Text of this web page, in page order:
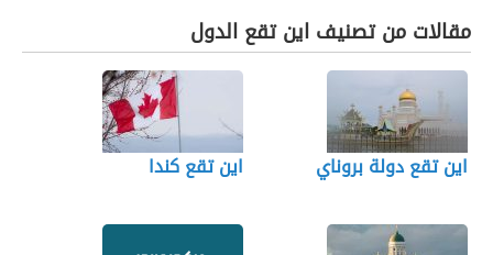
مقالات من تصنيف اين تقع الدول
اين تقع دولة بروناي اين تقع كندا